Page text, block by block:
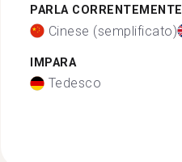
PARLA CORRENTEMENTE
Cinese (semplificato)
IMPARA
Tedesco